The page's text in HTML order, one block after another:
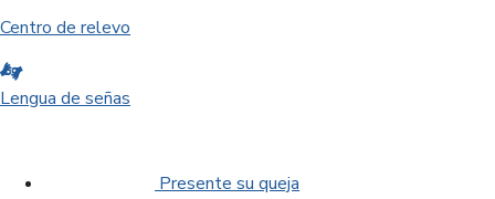
Centro de relevo
Lengua de señas
Presente su queja